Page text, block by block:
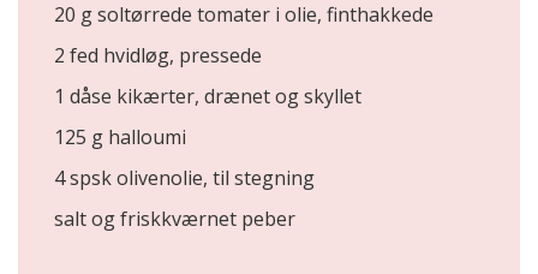
20 g soltørrede tomater i olie, finthakkede
2 fed hvidløg, pressede
1 dåse kikærter, drænet og skyllet
125 g halloumi
4 spsk olivenolie, til stegning
salt og friskkværnet peber